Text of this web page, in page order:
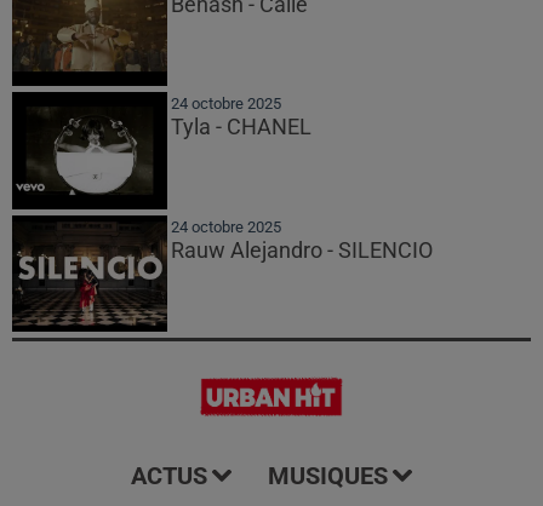
24 octobre 2025
Tyla - CHANEL
24 octobre 2025
Rauw Alejandro - SILENCIO
ACTUS MUSIQUES